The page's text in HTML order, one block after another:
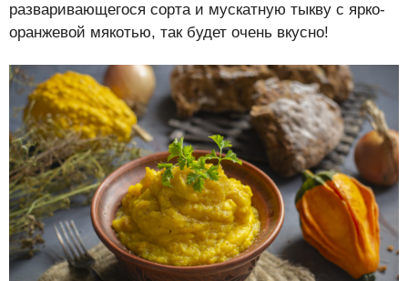
разваривающегося сорта и мускатную тыкву с ярко-
оранжевой мякотью, так будет очень вкусно!